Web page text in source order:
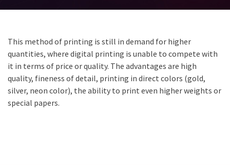
This method of printing is still in demand for higher
quantities, where digital printing is unable to compete with
it in terms of price or quality. The advantages are high
quality, fineness of detail, printing in direct colors (gold,
silver, neon color), the ability to print even higher weights or
special papers.